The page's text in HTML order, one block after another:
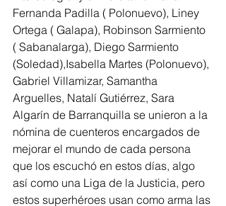
Fernanda Padilla ( Polonuevo), Liney
Ortega ( Galapa), Robinson Sarmiento
( Sabanalarga), Diego Sarmiento
(Soledad),Isabella Martes (Polonuevo),
Gabriel Villamizar, Samantha
Arguelles, Natalí Gutiérrez, Sara
Algarín de Barranquilla se unieron a la
nómina de cuenteros encargados de
mejorar el mundo de cada persona
que los escuchó en estos días, algo
así como una Liga de la Justicia, pero
estos superhéroes usan como arma las